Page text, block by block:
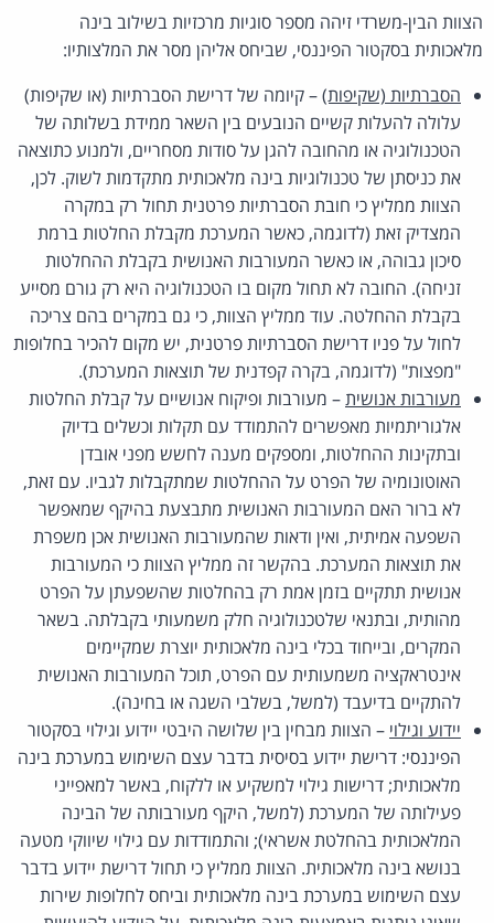
הצוות הבין-משרדי זיהה מספר סוגיות מרכזיות בשילוב בינה
מלאכותית בסקטור הפיננסי, שביחס אליהן מסר את המלצותיו:
הסברתיות (שקיפות)– קיומה של דרישת הסברתיות (או שקיפות)
עלולה להעלות קשיים הנובעים בין השאר ממידת בשלותה של
הטכנולוגיה או מהחובה להגן על סודות מסחריים, ולמנוע כתוצאה
את כניסתן של טכנולוגיות בינה מלאכותית מתקדמות לשוק. לכן,
הצוות ממליץ כי חובת הסברתיות פרטנית תחול רק במקרה
המצדיק זאת (לדוגמה, כאשר המערכת מקבלת החלטות ברמת
סיכון גבוהה, או כאשר המעורבות האנושית בקבלת ההחלטות
זניחה). החובה לא תחול מקום בו הטכנולוגיה היא רק גורם מסייע
בקבלת ההחלטה. עוד ממליץ הצוות, כי גם במקרים בהם צריכה
לחול על פניו דרישת הסברתיות פרטנית, יש מקום להכיר בחלופות
"מפצות" (לדוגמה, בקרה קפדנית של תוצאות המערכת).
מעורבות אנושית– מעורבות ופיקוח אנושיים על קבלת החלטות
אלגוריתמיות מאפשרים להתמודד עם תקלות וכשלים בדיוק
ובתקינות ההחלטות, ומספקים מענה לחשש מפני אובדן
האוטונומיה של הפרט על ההחלטות שמתקבלות לגביו. עם זאת,
לא ברור האם המעורבות האנושית מתבצעת בהיקף שמאפשר
השפעה אמיתית, ואין ודאות שהמעורבות האנושית אכן משפרת
את תוצאות המערכת. בהקשר זה ממליץ הצוות כי המעורבות
אנושית תתקיים בזמן אמת רק בהחלטות שהשפעתן על הפרט
מהותית, ובתנאי שלטכנולוגיה חלק משמעותי בקבלתה. בשאר
המקרים, ובייחוד בכלי בינה מלאכותית יוצרת שמקיימים
אינטראקציה משמעותית עם הפרט, תוכל המעורבות האנושית
להתקיים בדיעבד (למשל, בשלבי השגה או בחינה).
יידוע וגילוי – הצוות מבחין בין שלושה היבטי יידוע וגילוי בסקטור
הפיננסי: דרישת יידוע בסיסית בדבר עצם השימוש במערכת בינה
מלאכותית; דרישות גילוי למשקיע או ללקוח, באשר למאפייני
פעילותה של המערכת (למשל, היקף מעורבותה של הבינה
המלאכותית בהחלטת אשראי); והתמודדות עם גילוי שיווקי מטעה
בנושא בינה מלאכותית. הצוות ממליץ כי תחול דרישת יידוע בדבר
עצם השימוש במערכת בינה מלאכותית וביחס לחלופות שירות